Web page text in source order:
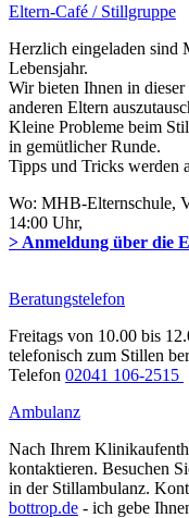
Eltern-Café / Stillgruppe
Herzlich eingeladen sind
Lebensjahr.
Wir bieten Ihnen in
anderen Eltern
Kleine Probleme beim
in gemütlicher Runde.
Tipps und Tricks werden
Wo: MHB-Elternschule,
14:00 Uhr,
> Anmeldung über die
Beratungstelefon
Freitags von 10.00 bis
telefonisch zum Stillen
Telefon 02041 106-2515 ​
Ambulanz
Nach Ihrem
kontaktieren. Besuchen
in der Stillambulanz.
bottrop.de - ich gebe